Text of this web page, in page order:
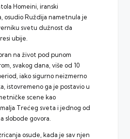
Homeini, iranski
osudio Ruždija nametnula je
svetu dužnost da
ubije.
na život pod punom
svakog dana, više od 10
iako sigurno neizmerno
istovremeno ga je postavio u
scene kao
Trećeg sveta i jednog od
slobode govora.
osude, kada je sav njen